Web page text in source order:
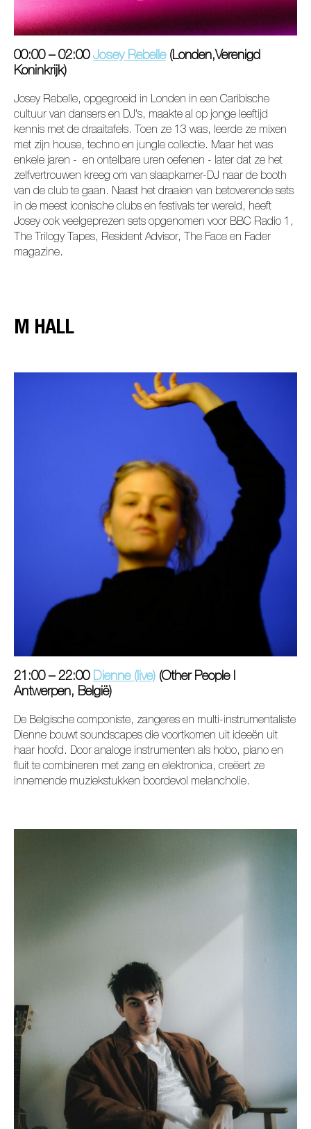
00:00 – 02:00 Josey Rebelle(Londen,Verenigd
Koninkrijk)
Josey Rebelle, opgegroeid in Londen in een Caribische
cultuur van dansers en DJ's, maakte al op jonge leeftijd
kennis met de draaitafels. Toen ze 13 was, leerde ze mixen
met zijn house, techno en jungle collectie. Maar het was
enkele jaren - en ontelbare uren oefenen - later dat ze het
zelfvertrouwen kreeg om van slaapkamer-DJ naar de booth
van de club te gaan. Naast het draaien van betoverende sets
in de meest iconische clubs en festivals ter wereld, heeft
Josey ook veelgeprezen sets opgenomen voor BBC Radio 1,
The Trilogy Tapes, Resident Advisor, The Face en Fader
magazine.
M HALL
21:00 – 22:00 Dienne (live) (Other People I
Antwerpen, België)
De Belgische componiste, zangeres en multi-instrumentaliste
Dienne bouwt soundscapes die voortkomen uit ideeën uit
haar hoofd. Door analoge instrumenten als hobo, piano en
fluit te combineren met zang en elektronica, creëert ze
innemende muziekstukken boordevol melancholie.